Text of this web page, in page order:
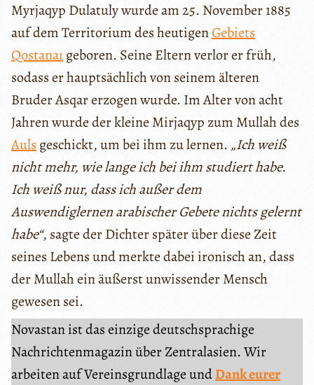
Myrjaqyp Dulatuly wurde am 25. November 1885
auf dem Territorium des heutigenGebiets
Qostanaı geboren. Seine Eltern verlor er früh,
sodass er hauptsächlich von seinem älteren
Bruder Asqar erzogen wurde. Im Alter von acht
Jahren wurde der kleine Mirjaqyp zum Mullah des
Auls geschickt, um bei ihm zu lernen. „Ich weiß
nicht mehr, wie lange ich bei ihm studiert habe.
Ich weiß nur, dass ich außer dem
Auswendiglernen arabischer Gebete nichts gelernt
habe“, sagte der Dichter später über diese Zeit
seines Lebens und merkte dabei ironisch an, dass
der Mullah ein äußerst unwissender Mensch
gewesen sei.
Novastan ist das einzige deutschsprachige
Nachrichtenmagazin über Zentralasien. Wir
arbeiten auf Vereinsgrundlage undDank eurer